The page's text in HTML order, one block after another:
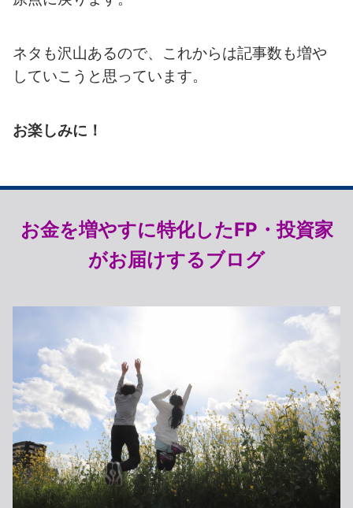
ネタも沢山あるので、これからは記事数も増や
していこうと思っています。
お楽しみに！
お金を増やすに特化したFP・投資家
がお届けするブログ